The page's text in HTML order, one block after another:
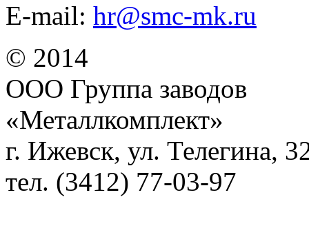
E-mail: hr@smc-mk.ru
© 2014
ООО Группа заводов
«Металлкомплект»
г. Ижевск, ул. Телегина,
тел. (3412) 77-03-97